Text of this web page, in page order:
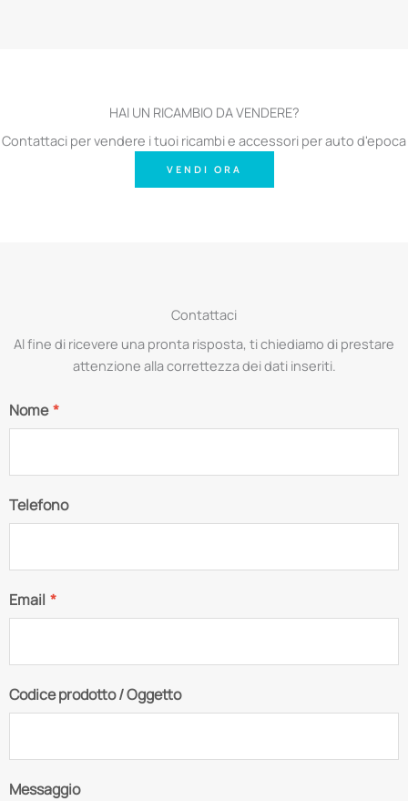
HAI UN RICAMBIO DA VENDERE?
Contattaci per vendere i tuoi ricambi e accessori per auto d'epoca
VENDI ORA
Contattaci
Al fine di ricevere una pronta risposta, ti chiediamo di prestare
attenzione alla correttezza dei dati inseriti.
Nome*
Telefono
Email *
Codice prodotto / Oggetto
Messaggio